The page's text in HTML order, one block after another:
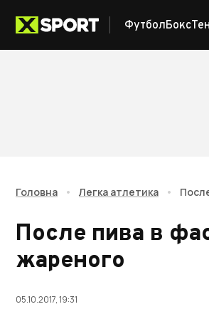
ФутболБокс
Головна • Легка атлетика •
После пива в
жареного
05.10.2017, 19:31